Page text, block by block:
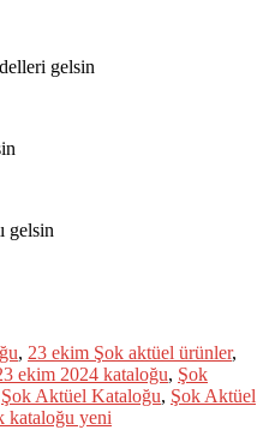
gelsin
gelsin
, 23 ekim Şok aktüel ürünler,
ekim 2024 kataloğu, Şok
Şok Aktüel Kataloğu, Şok Aktüel
kataloğu yeni